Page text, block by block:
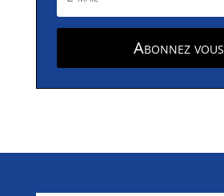
Abonnez vous